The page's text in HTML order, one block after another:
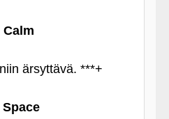
Calm
ärsyttävä. ***+